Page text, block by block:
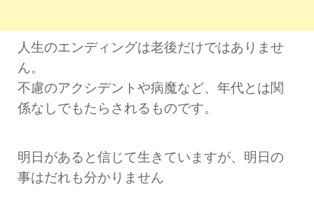
人生のエンディングは老後だけではありませ
ん。
不慮のアクシデントや病魔など、年代とは関
係なしでもたらされるものです。
明日があると信じて生きていますが、明日の
事はだれも分かりません